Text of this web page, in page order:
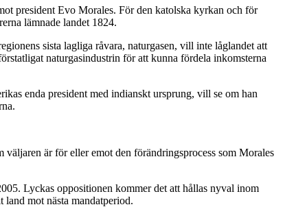
president Evo Morales. För den katolska kyrkan och för
lämnade landet 1824.
sista lagliga råvara, naturgasen, vill inte låglandet att
naturgasindustrin för att kunna fördela inkomsterna
enda president med indianskt ursprung, vill se om han
är för eller emot den förändringsprocess som Morales
Lyckas oppositionen kommer det att hållas nyval inom
mot nästa mandatperiod.